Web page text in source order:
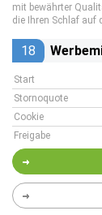
mit bewährter
die Ihren Schlaf auf
18
Start
Stornoquote
Cookie
Freigabe